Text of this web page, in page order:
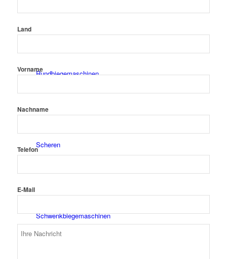
Rundbiegemaschinen
Scheren
Schwenkbiegemaschinen
Land
Vorname
Nachname
Telefon
E-Mail